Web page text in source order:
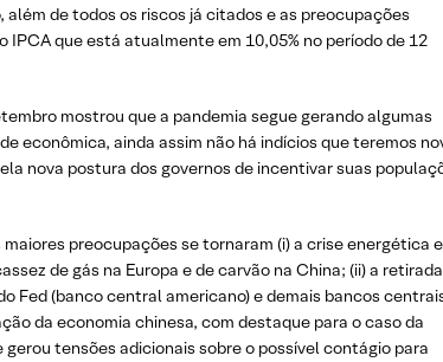
além de todos os riscos já citados e as preocupações
IPCA que está atualmente em 10,05% no período de 12
mostrou que a pandemia segue gerando algumas
econômica, ainda assim não há indícios que teremos
nova postura dos governos de incentivar suas
preocupações se tornaram (i) a crise energética
de gás na Europa e de carvão na China; (ii) a retirada
Fed (banco central americano) e demais bancos
da economia chinesa, com destaque para o caso da
gerou tensões adicionais sobre o possível contágio para